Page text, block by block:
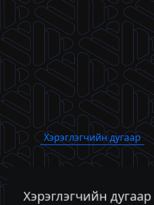
Хэрэглэгчийн дугаар
Хэрэглэгчийн дугаар